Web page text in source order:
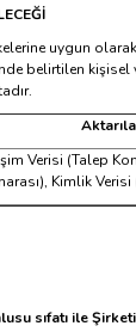
uygun
belirtilen
Verisi (Talep
Kimlik
sıfatı ile